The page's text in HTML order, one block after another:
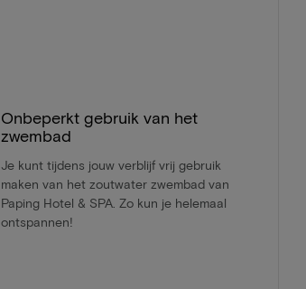
Onbeperkt gebruik van het
zwembad
Je kunt tijdens jouw verblijf vrij gebruik
maken van het zoutwater zwembad van
Paping Hotel & SPA. Zo kun je helemaal
ontspannen!